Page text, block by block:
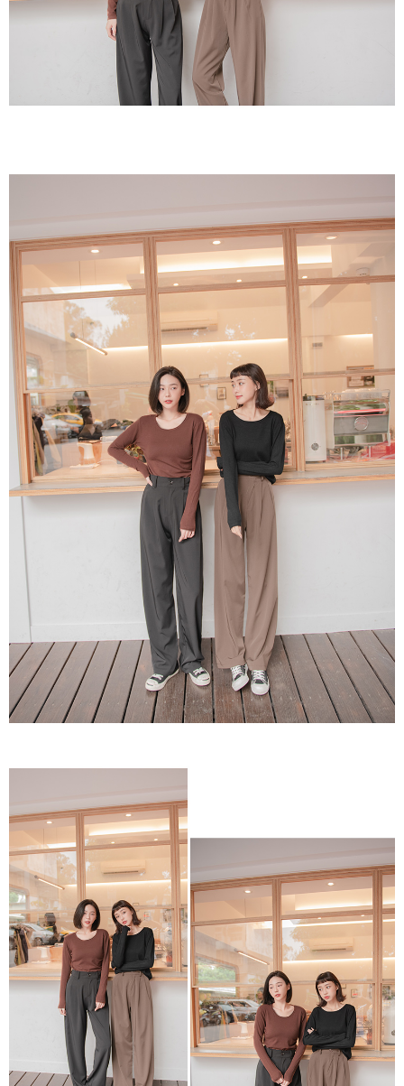
※ 交易是否成功請以「AFTEE先享後付 」之結帳頁面顯示為準，若有關於
是否繳費成功／繳費後需取消欲退款等相關疑問，請聯繫「AFTEE先享後付
https://netprotections.freshdesk.com/support/home
１．透過由恩沛科技股份有限公司提供之「AFTEE先享後付」服務完成之交
易，需依本服務之必要範圍內提供個人資料，並將交易相關給付款項請求債
４．使用「AFTEE先享後付」時，將依據個別帳號之用戶狀況，依本公司即
時審查核予不同之上限額度；若仍有額度不足之情形，本公司將視審查結果
請求用戶進行身份認證。
５．嚴禁一人註冊多個帳號或使用他人資訊註冊。若發現惡意使用之情形，
恩沛科技股份有限公司將有權停止該用戶之使用額度並採取法律行動。
付款後萊爾富取貨
每筆NT$80，滿NT$1,500(含以上)免運費
每筆NT$80，滿NT$1,500(含以上)免運費
海外宅配